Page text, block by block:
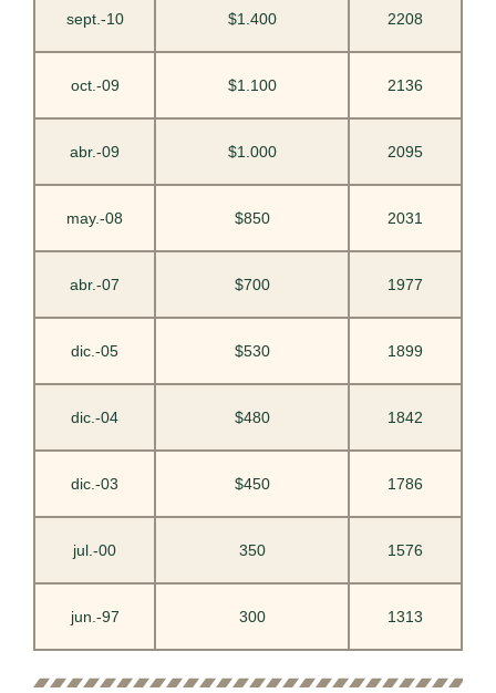
sept.-10 $1.400 2208
oct.-09 $1.100 2136
abr.-09 $1.000 2095
may.-08 $850 2031
abr.-07 $700 1977
dic.-05 $530 1899
dic.-04 $480 1842
dic.-03 $450 1786
jul.-00 350 1576
jun.-97 300 1313